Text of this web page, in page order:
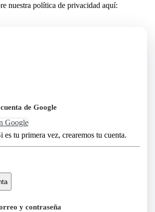
nuestra política de privacidad aquí:
de Google
Google
es tu primera vez, crearemos tu cuenta.
y contraseña